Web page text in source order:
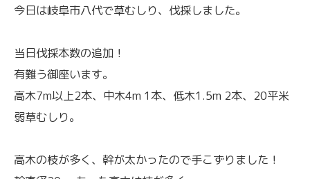
今日は岐阜市八代で草むしり、伐採しました。
当日伐採本数の追加！
有難う御座います。
高木7m以上2本、中木4m 1本、低木1.5m 2本、20平米
弱草むしり。
高木の枝が多く、幹が太かったので手こずりました！